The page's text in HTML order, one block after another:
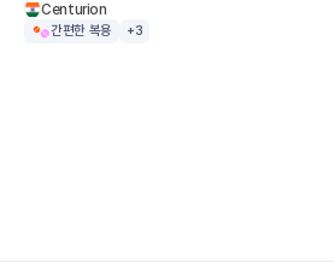
Centurion
간편한 복용 +3